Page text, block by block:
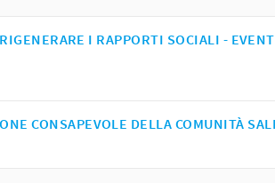
I RAPPORTI SOCIALI -
CONSAPEVOLE DELLA COMUNITÀ